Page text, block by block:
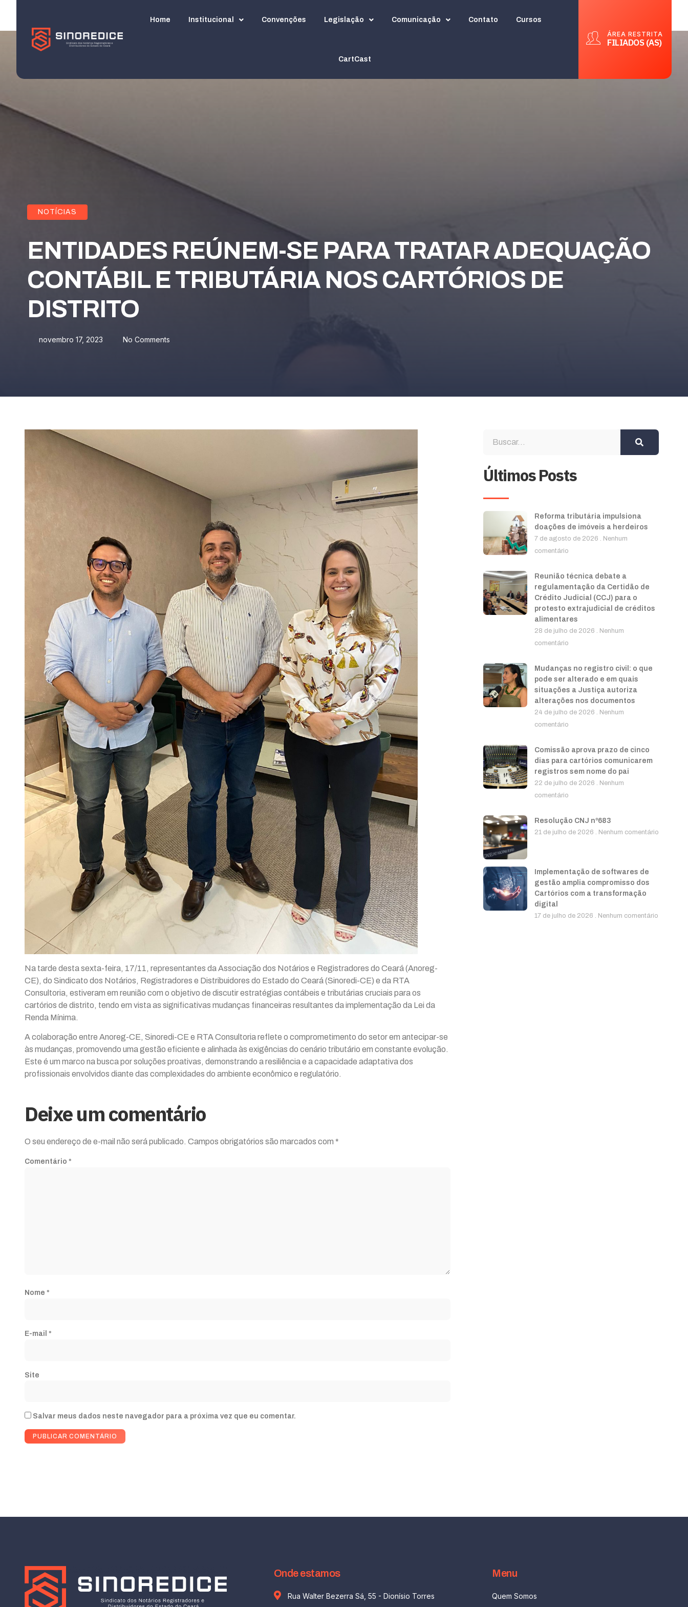
Home Institucional Convenções Legislação Comunicação Contato Cursos
CartCast
ÁREA RESTRITA
FILIADOS (AS)
NOTÍCIAS
ENTIDADES REÚNEM-SE PARA TRATAR ADEQUAÇÃO
CONTÁBIL E TRIBUTÁRIA NOS CARTÓRIOS DE
DISTRITO
novembro 17, 2023 No Comments
Na tarde desta sexta-feira, 17/11, representantes da Associação dos Notários e Registradores do Ceará (Anoreg-
CE), do Sindicato dos Notários, Registradores e Distribuidores do Estado do Ceará (Sinoredi-CE) e da RTA
Consultoria, estiveram em reunião com o objetivo de discutir estratégias contábeis e tributárias cruciais para os
cartórios de distrito, tendo em vista as significativas mudanças financeiras resultantes da implementação da Lei da
Renda Mínima.
A colaboração entre Anoreg-CE, Sinoredi-CE e RTA Consultoria reflete o comprometimento do setor em antecipar-se
às mudanças, promovendo uma gestão eficiente e alinhada às exigências do cenário tributário em constante evolução.
Este é um marco na busca por soluções proativas, demonstrando a resiliência e a capacidade adaptativa dos
profissionais envolvidos diante das complexidades do ambiente econômico e regulatório.
Deixe um comentário
O seu endereço de e-mail não será publicado. Campos obrigatórios são marcados com *
Comentário *
Nome *
E-mail *
Site
Salvar meus dados neste navegador para a próxima vez que eu comentar.
Últimos Posts
Reforma tributária impulsiona
doações de imóveis a herdeiros
7 de agosto de 2026
Nenhum
comentário
Reunião técnica debate a
regulamentação da Certidão de
Crédito Judicial (CCJ) para o
protesto extrajudicial de créditos
alimentares
28 de julho de 2026
Nenhum
comentário
Mudanças no registro civil: o que
pode ser alterado e em quais
situações a Justiça autoriza
alterações nos documentos
24 de julho de 2026
Nenhum
comentário
Comissão aprova prazo de cinco
dias para cartórios comunicarem
registros sem nome do pai
22 de julho de 2026
Nenhum
comentário
Resolução CNJ nº683
21 de julho de 2026 Nenhum comentário
Implementação de softwares de
gestão amplia compromisso dos
Cartórios com a transformação
digital
17 de julho de 2026 Nenhum comentário
Onde estamos
Rua Walter Bezerra Sá, 55 - Dionísio Torres
Menu
Quem Somos